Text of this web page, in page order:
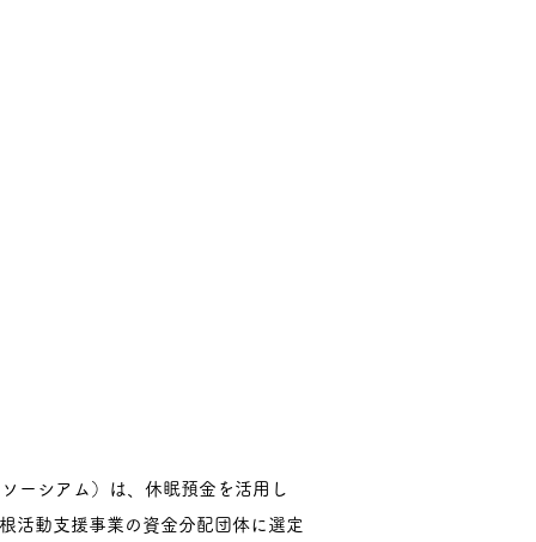
ーシアム）は、休眠預金を活用し
活動支援事業の資金分配団体に選定